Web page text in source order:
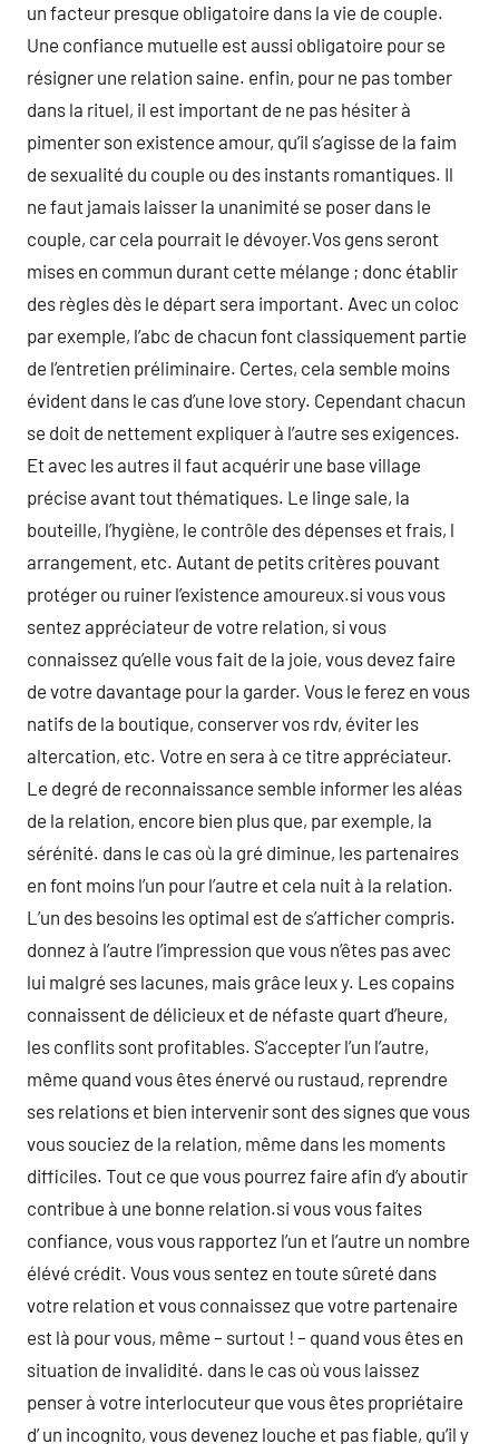
un facteur presque obligatoire dans la vie de couple.
Une confiance mutuelle est aussi obligatoire pour se
résigner une relation saine. enfin, pour ne pas tomber
dans la rituel, il est important de ne pas hésiter à
pimenter son existence amour, qu’il s’agisse de la faim
de sexualité du couple ou des instants romantiques. Il
ne faut jamais laisser la unanimité se poser dans le
couple, car cela pourrait le dévoyer.Vos gens seront
mises en commun durant cette mélange ; donc établir
des règles dès le départ sera important. Avec un coloc
par exemple, l’abc de chacun font classiquement partie
de l’entretien préliminaire. Certes, cela semble moins
évident dans le cas d’une love story. Cependant chacun
se doit de nettement expliquer à l’autre ses exigences.
Et avec les autres il faut acquérir une base village
précise avant tout thématiques. Le linge sale, la
bouteille, l’hygiène, le contrôle des dépenses et frais, l
arrangement, etc. Autant de petits critères pouvant
protéger ou ruiner l’existence amoureux.si vous vous
sentez appréciateur de votre relation, si vous
connaissez qu’elle vous fait de la joie, vous devez faire
de votre davantage pour la garder. Vous le ferez en vous
natifs de la boutique, conserver vos rdv, éviter les
altercation, etc. Votre en sera à ce titre appréciateur.
Le degré de reconnaissance semble informer les aléas
de la relation, encore bien plus que, par exemple, la
sérénité. dans le cas où la gré diminue, les partenaires
en font moins l’un pour l’autre et cela nuit à la relation.
L’un des besoins les optimal est de s’afficher compris.
donnez à l’autre l’impression que vous n’êtes pas avec
lui malgré ses lacunes, mais grâce leux y. Les copains
connaissent de délicieux et de néfaste quart d’heure,
les conflits sont profitables. S’accepter l’un l’autre,
même quand vous êtes énervé ou rustaud, reprendre
ses relations et bien intervenir sont des signes que vous
vous souciez de la relation, même dans les moments
difficiles. Tout ce que vous pourrez faire afin d’y aboutir
contribue à une bonne relation.si vous vous faites
confiance, vous vous rapportez l’un et l’autre un nombre
élévé crédit. Vous vous sentez en toute sûreté dans
votre relation et vous connaissez que votre partenaire
est là pour vous, même – surtout ! – quand vous êtes en
situation de invalidité. dans le cas où vous laissez
penser à votre interlocuteur que vous êtes propriétaire
d’ un incognito, vous devenez louche et pas fiable, qu’il y